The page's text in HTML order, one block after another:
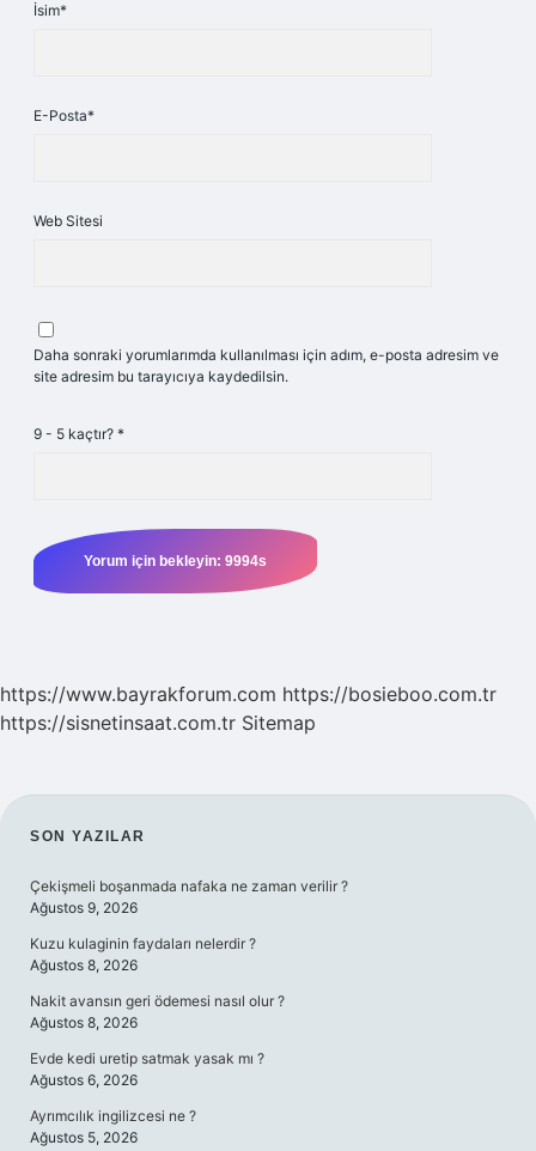
İsim*
E-Posta*
Web Sitesi
Daha sonraki yorumlarımda kullanılması için adım, e-posta adresim ve
site adresim bu tarayıcıya kaydedilsin.
9 - 5 kaçtır? *
https://www.bayrakforum.com https://bosieboo.com.tr
https://sisnetinsaat.com.tr Sitemap
SIDEBAR
SON YAZILAR
Çekişmeli boşanmada nafaka ne zaman verilir ?
Ağustos 9, 2026
Kuzu kulaginin faydaları nelerdir ?
Ağustos 8, 2026
Nakit avansın geri ödemesi nasıl olur ?
Ağustos 8, 2026
Evde kedi uretip satmak yasak mı ?
Ağustos 6, 2026
Ayrımcılık ingilizcesi ne ?
Ağustos 5, 2026